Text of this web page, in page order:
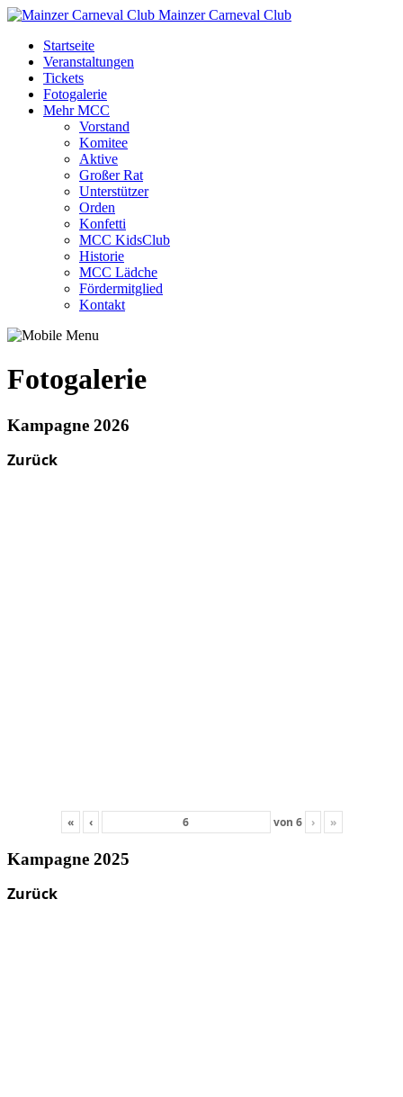
Mainzer Carneval Club
Startseite
Veranstaltungen
Tickets
Fotogalerie
Mehr MCC
Vorstand
Komitee
Aktive
Großer Rat
Unterstützer
Orden
Konfetti
MCC KidsClub
Historie
MCC Lädche
Fördermitglied
Kontakt
Fotogalerie
Kampagne 2026
Zurück
« ‹ von 6 › »
Kampagne 2025
Zurück